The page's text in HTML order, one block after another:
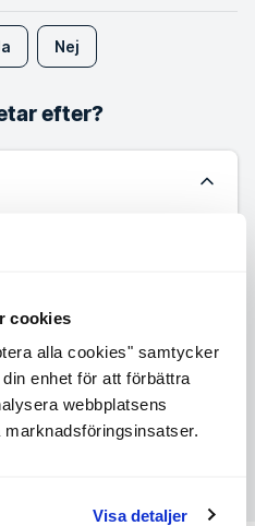
cookies
alla cookies" samtycker
enhet för att förbättra
webbplatsens
Visa detaljer
Nej
efter?